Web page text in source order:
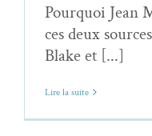
Pourquoi Jean
ces deux
Blake et [...]
Lire la suite